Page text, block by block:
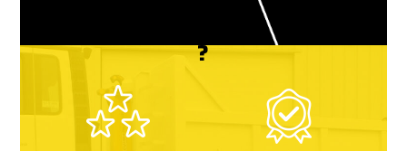
POURQUOI CHOISIR CHENI TP
?